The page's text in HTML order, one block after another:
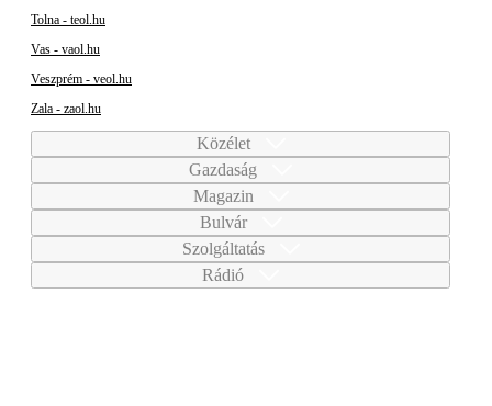
Tolna - teol.hu
Vas - vaol.hu
Veszprém - veol.hu
Zala - zaol.hu
Közélet
Gazdaság
Magazin
Bulvár
Szolgáltatás
Rádió